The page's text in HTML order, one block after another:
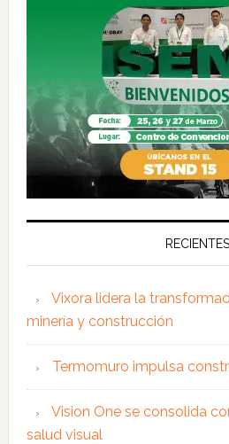
RECIENTES
Vixora lidera la
minería y construcción
Termomuro impulsa
Vision One se consolida
salud visual